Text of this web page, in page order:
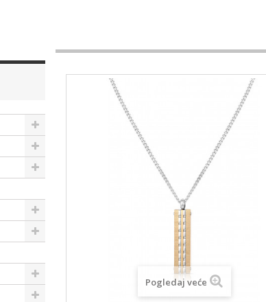
Pogledaj veće